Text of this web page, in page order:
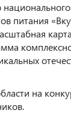
питания
на